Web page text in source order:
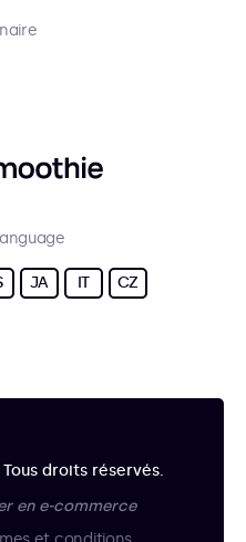
JA IT CZ
droits réservés.
en e-commerce